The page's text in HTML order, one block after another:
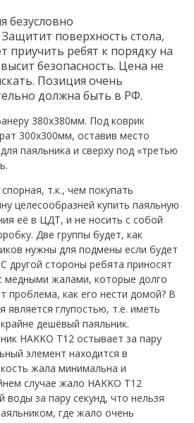
безусловно
Защитит поверхность стола,
приучить ребят к порядку на
безопасность. Цена не
Позиция очень
должна быть в РФ.
380х380мм. Под коврик
300х300мм, оставив место
паяльника и сверху под «третью
т.к., чем покупать
целесообразней купить паяльную
её в ЦДТ, и не носить с собой
Две группы будет, как
нужны для подмены если будет
другой стороны ребята приносят
медными жалами, которые долго
проблема, как его нести домой? В
является глупостью, т.е. иметь
дешёвый паяльник.
HAKKO T12 остывает за пару
элемент находится в
жала минимальна и
случае жало HAKKO T12
воды за пару секунд, что нельзя
где жало очень